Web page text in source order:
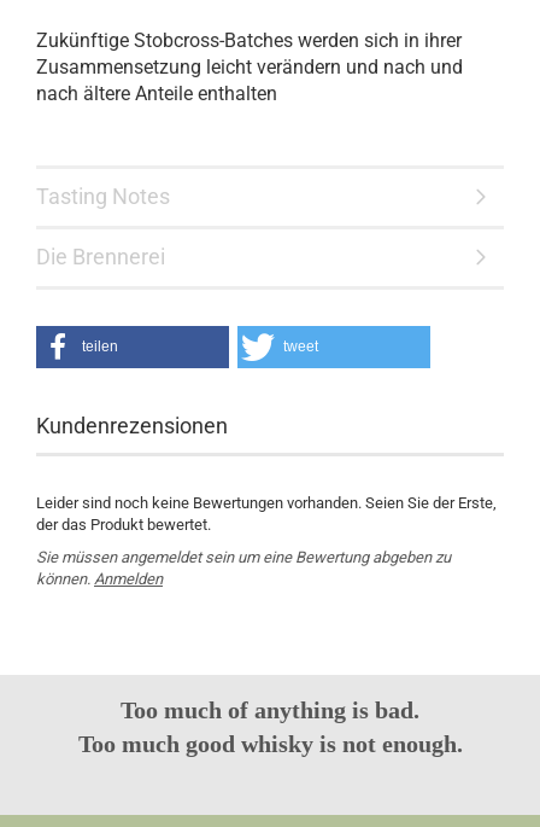
Zukünftige Stobcross-Batches werden sich in ihrer
Zusammensetzung leicht verändern und nach und
nach ältere Anteile enthalten
Tasting Notes
Die Brennerei
teilen tweet
Kundenrezensionen
Leider sind noch keine Bewertungen vorhanden. Seien Sie der Erste,
der das Produkt bewertet.
Sie müssen angemeldet sein um eine Bewertung abgeben zu
können. Anmelden
Too much of anything is bad.
Too much good whisky is not enough.